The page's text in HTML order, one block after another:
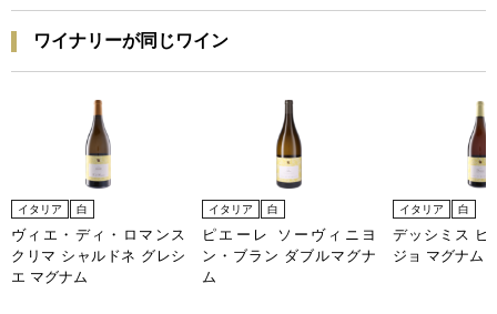
ワイナリーが同じワイン
イタリア 白
ヴィエ・ディ・ロマンス
クリマ シャルドネ グレシ
エ マグナム
イタリア 白
ピエーレ ソーヴィニヨ
ン・ブラン ダブルマグナ
ム
イタリア 白
デッシミス ピ
ジョ マグナム